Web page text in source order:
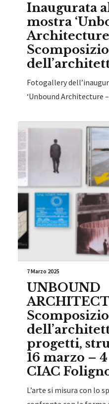
Inaugurata
mostra
Fotogallery
‘Unbound Architecture
7 Marzo 2025
UNBOUND
progetti,
16 marzo –
CIAC
L’arte si misura con lo